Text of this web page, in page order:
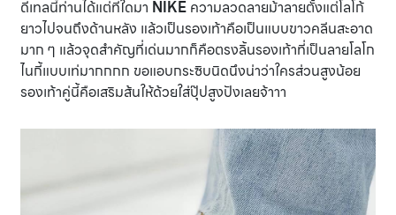
ดีเทลนี้ท่านได้แต่ที่ใดมา NIKE ความลวดลายม้าลายตั้งแต่โลโก้
ยาวไปจนถึงด้านหลัง แล้วเป็นรองเท้าคือเป็นแบบขาวคลีนสะอาด
มาก ๆ แล้วจุดสำคัญที่เด่นมากก็คือตรงลิ้นรองเท้าที่เป็นลายโลโก
ไนกี้แบบเท่มากกกก ขอแอบกระซิบนิดนึงน่าว่าใครส่วนสูงน้อย
รองเท้าคู่นี้คือเสริมส้นให้ด้วยใส่ปุ๊ปสูงปังเลยจ้าาา